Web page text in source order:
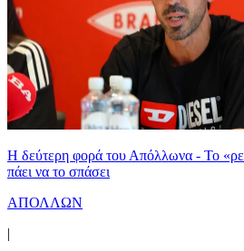
Η δεύτερη φορά του Απόλλωνα - Το
πάει να το σπάσει
ΑΠΟΛΛΩΝ
|